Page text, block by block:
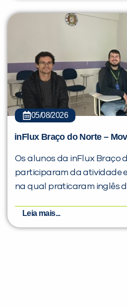
05/08/2026
inFlux Braço do Norte –
Os alunos da inFlux Braço
participaram da atividade
na qual praticaram inglês
Leia mais...